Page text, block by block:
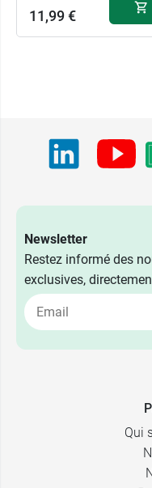
11,99 €
Newsletter
Restez informé des
exclusives,
Qui